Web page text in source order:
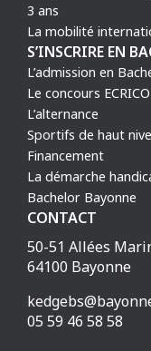
3 ans
La mobilité
S’INSCRIRE EN
L’admission en
Le concours
L’alternance
Sportifs de haut
Financement
La démarche
Bachelor Bayonne
CONTACT
50-51 Allées
64100 Bayonne
05 59 46 58 58